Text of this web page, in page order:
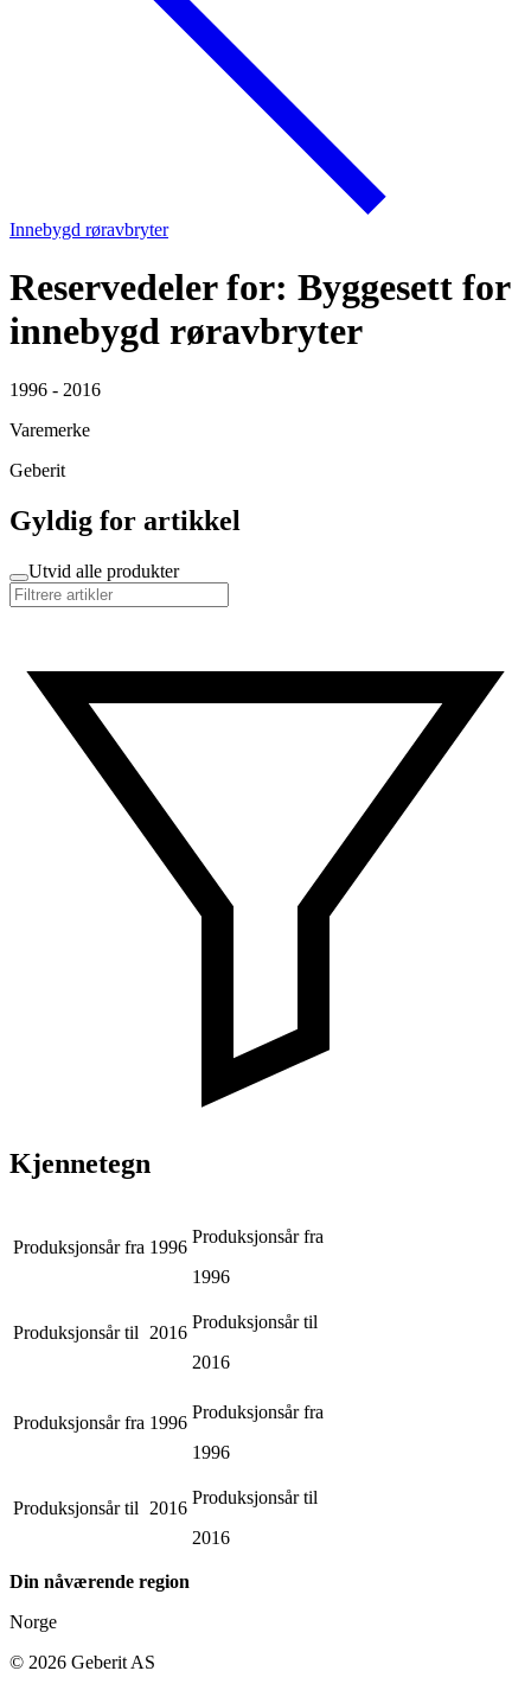
Innebygd røravbryter
Reservedeler for: Byggesett for
innebygd røravbryter
1996 - 2016
Varemerke
Geberit
Gyldig for artikkel
Utvid alle produkter
Kjennetegn
Produksjonsår fra 1996
Produksjonsår fra
1996
Produksjonsår til 2016
Produksjonsår til
2016
Produksjonsår fra 1996
Produksjonsår fra
1996
Produksjonsår til 2016
Produksjonsår til
2016
Din nåværende region
Norge
© 2026 Geberit AS